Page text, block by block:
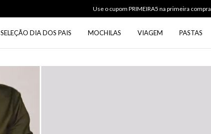
Use o cupom PRIMEIRA5 na primeira compra
SELEÇÃO DIA DOS PAIS MOCHILAS VIAGEM PASTAS